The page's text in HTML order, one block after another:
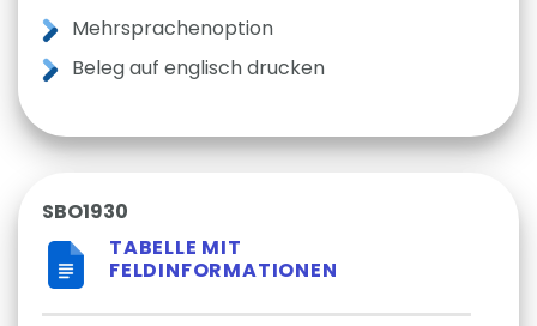
Mehrsprachenoption
Beleg auf englisch drucken
SBO1930
TABELLE MIT
FELDINFORMATIONEN